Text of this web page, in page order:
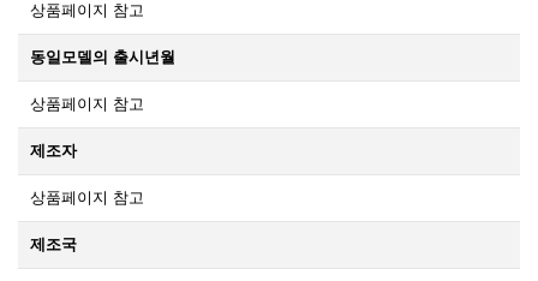
상품페이지 참고
동일모델의 출시년월
상품페이지 참고
제조자
상품페이지 참고
제조국